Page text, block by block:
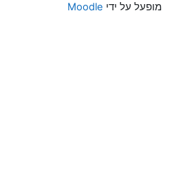
מופעל על ידי Moodle